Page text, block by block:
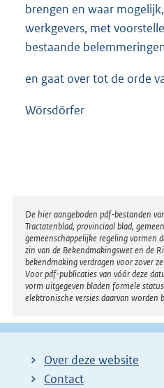
brengen en waar
werkgevers, met
bestaande
en gaat over tot de orde
Wörsdörfer
Disclaimer
De hier aangeboden pdf-bestanden
Tractatenblad, provinciaal blad,
gemeenschappelijke regeling vormen
zin van de Bekendmakingswet en de
bekendmaking verdragen voor zover
Voor pdf-publicaties van vóór deze
vorm uitgegeven bladen formele
elektronische versies daarvan worden
Over deze website
Contact